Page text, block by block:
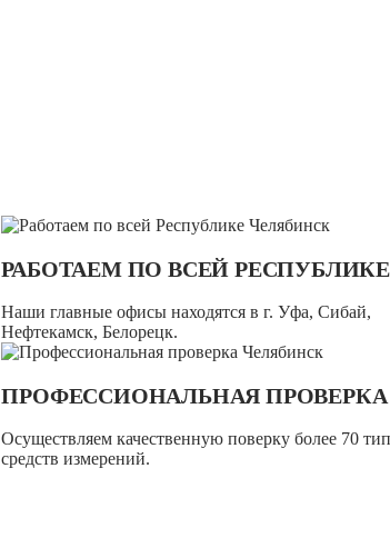
РАБОТАЕМ ПО ВСЕЙ РЕСПУБЛИКЕ
Наши главные офисы находятся в г. Уфа, Сибай,
Нефтекамск, Белорецк.
ПРОФЕССИО­НАЛЬ­НАЯ ПРОВЕРКА
Осуществляем качественную поверку более 70
средств измерений.